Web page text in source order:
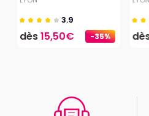
-35%
3.9
dès15,50€